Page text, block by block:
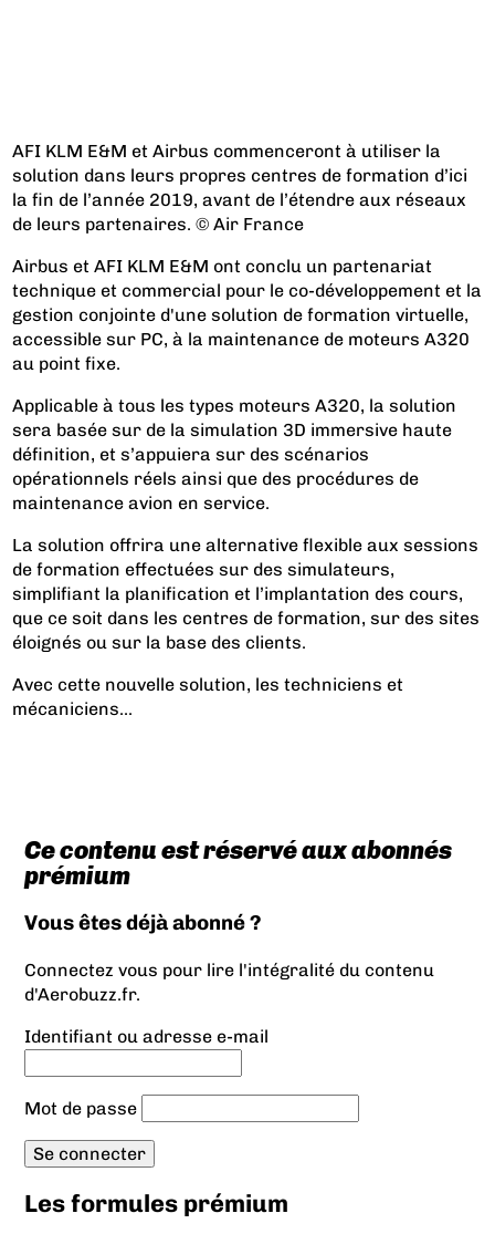
AFI KLM E&M et Airbus commenceront à utiliser la
solution dans leurs propres centres de formation d’ici
la fin de l’année 2019, avant de l’étendre aux réseaux
de leurs partenaires. © Air France
Airbus et AFI KLM E&M ont conclu un partenariat
technique et commercial pour le co-développement et la
gestion conjointe d'une solution de formation virtuelle,
accessible sur PC, à la maintenance de moteurs A320
au point fixe.
Applicable à tous les types moteurs A320, la solution
sera basée sur de la simulation 3D immersive haute
définition, et s’appuiera sur des scénarios
opérationnels réels ainsi que des procédures de
maintenance avion en service.
La solution offrira une alternative flexible aux sessions
de formation effectuées sur des simulateurs,
simplifiant la planification et l’implantation des cours,
que ce soit dans les centres de formation, sur des sites
éloignés ou sur la base des clients.
Avec cette nouvelle solution, les techniciens et
mécaniciens...
Ce contenu est réservé aux abonnés
prémium
Vous êtes déjà abonné ?
Connectez vous pour lire l'intégralité du contenu
d'Aerobuzz.fr.
Identifiant ou adresse e-mail
Mot de passe
Les formules prémium